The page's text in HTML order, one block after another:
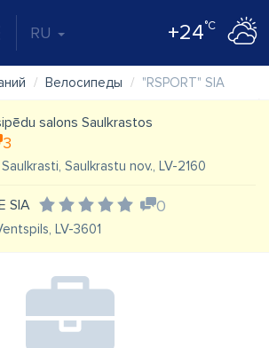
RU +24°C
Велосипеды "RSPORT" SIA
salons Saulkrastos
3
Saulkrastu nov., LV-2160
SIA 0
LV-3601